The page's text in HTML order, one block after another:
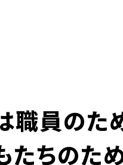
職員のた
たちのた